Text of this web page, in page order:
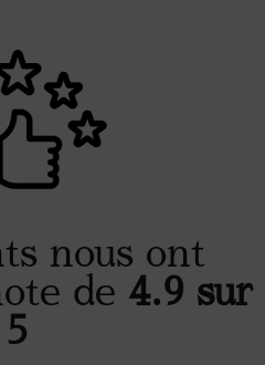
nous ont
de 4.9 sur
5